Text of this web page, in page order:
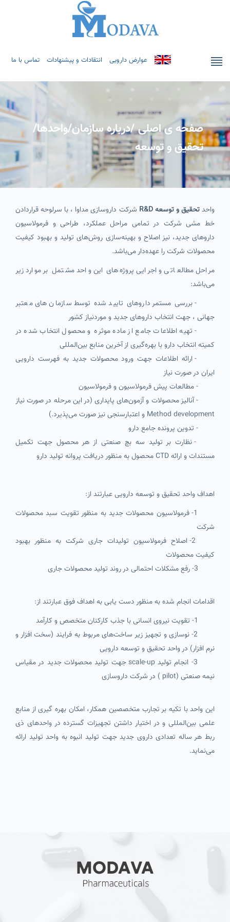
عوارض دارویی انتقادات و پیشنهادات تماس با ما
صفحه ی اصلی /درباره سازمان/واحدها/
تحقیق و توسعه
واحدتحقیق و توسعه R&D
شرکت داروسازی مداوا ، با سرلوحه قراردادن
خط مشی شرکت در تمامی مراحل عملکرد، طراحی و فرمولاسیون
داروهای جدید، نیز اصلاح و بهینه‌سازی روش‌های تولید و بهبود کیفیت
محصولات شرکت را عهده‌دار می‌باشد.
مراحل مطالعاتی و اجرایی پروژه‌های این واحد مشتمل بر موارد زیر
می‌باشد:
- بررسی مستمر داروهای تایید شده توسط سازمان های معتبر
جهانی ، جهت انتخاب داروهای جدید و موردنیاز کشور
- تهیه اطلاعات جامع از ماده موثره و محصول انتخاب شده در
کمیته انتخاب دارو با بهره‌گیری از آخرین منابع بین‌المللی
- ارائه اطلاعات جهت ورود محصولات جدید به فهرست دارویی
ایران در صورت نیاز
- مطالعات پیش فرمولاسیون و فرمولاسیون
- آنالیز محصولات و آزمون‌های پایداری (در این مرحله در صورت نیاز
Method development و اعتبارسنجی نیز صورت می‌پذیرد.)
- تدوین پرونده جامع دارو
- نظارت بر تولید سه بچ صنعتی از هر محصول جهت تکمیل
مستندات و ارائه CTD محصول به منظور دریافت پروانه تولید دارو
اهداف واحد تحقیق و توسعه دارویی عبارتند از:
1- فرمولاسیون محصولات جدید به منظور تقویت سبد محصولات
شرکت
2- اصلاح فرمولاسیون تولیدات جاری شرکت به منظور بهبود
کیفیت محصولات
3- رفع مشکلات احتمالی در روند تولید محصولات جاری
اقدامات انجام شده به منظور دست یابی به اهداف فوق عبارتند از:
1- تقویت نیروی انسانی با جذب کارکنان متخصص و کارآمد
2- نوسازی و تجهیز زیر ساخت‌های مربوط به فرایند (سخت افزار و
نرم افزار) در واحد تحقیق و توسعه دارویی
3- انجام تولید scale-up جهت تولید محصولات جدید در مقیاس
نیمه صنعتی (pilot ) در شرکت داروسازی
این واحد با تکیه بر تجارب متخصصین همکار، امکان بهره‌ گیری از منابع
علمی بین‌المللی و در اختیار داشتن تجهیزات گسترده در واحدهای ذی
ربط هر ساله تعدادی داروی جدید جهت تولید انبوه به واحد تولید ارائه
می‌نماید.